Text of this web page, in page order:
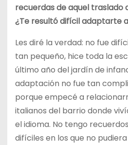
recuerdas de aquel traslado
¿Te resultó difícil adaptarte
Les diré la verdad: no fue
tan pequeño, hice toda la
último año del jardín de
adaptación no fue tan
porque empecé a
italianos del barrio donde
el idioma. No tengo
difíciles en los que no